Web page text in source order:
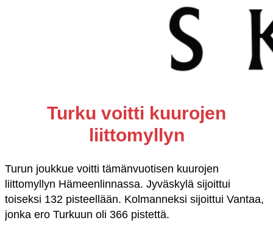
Turku voitti kuurojen
liittomyllyn
Turun joukkue voitti tämänvuotisen kuurojen
liittomyllyn Hämeenlinnassa. Jyväskylä sijoittui
toiseksi 132 pisteellään. Kolmanneksi sijoittui Vantaa,
jonka ero Turkuun oli 366 pistettä.